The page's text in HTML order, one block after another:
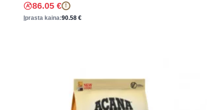
86.05 € !
Įprasta kaina:90.58 €